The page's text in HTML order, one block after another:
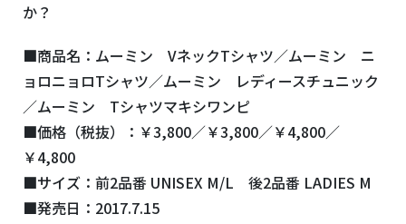
か？
■商品名：ムーミン VネックTシャツ／ムーミン ニ
ョロニョロTシャツ／ムーミン レディースチュニック
／ムーミン Tシャツマキシワンピ
■価格（税抜）：￥3,800／￥3,800／￥4,800／
￥4,800
■サイズ：前2品番 UNISEX M/L 後2品番 LADIES M
■発売日：2017.7.15